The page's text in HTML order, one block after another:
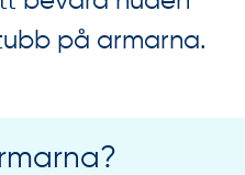
på armarna.